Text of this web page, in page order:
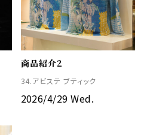
商品紹介2
34.アビステ ブティック
2026/4/29 Wed.